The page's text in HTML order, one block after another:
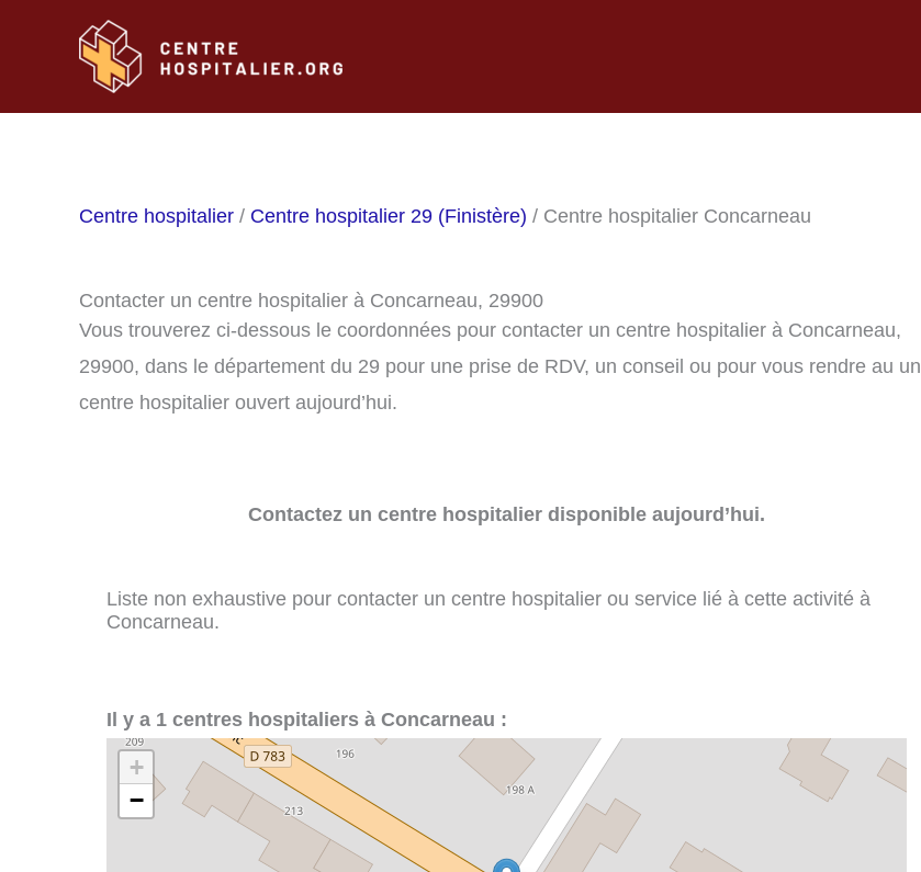
Centre hospitalier / Centre hospitalier 29 (Finistère) / Centre hospitalier Concarneau
Contacter un centre hospitalier à Concarneau, 29900
Vous trouverez ci-dessous le coordonnées pour contacter un centre hospitalier à Concarneau,
29900, dans le département du 29 pour une prise de RDV, un conseil ou pour vous rendre au un
centre hospitalier ouvert aujourd’hui.
Contactez un centre hospitalier disponible aujourd’hui.
Liste non exhaustive pour contacter un centre hospitalier ou service lié à cette activité à
Concarneau.
Il y a 1 centres hospitaliers à Concarneau :
+
−